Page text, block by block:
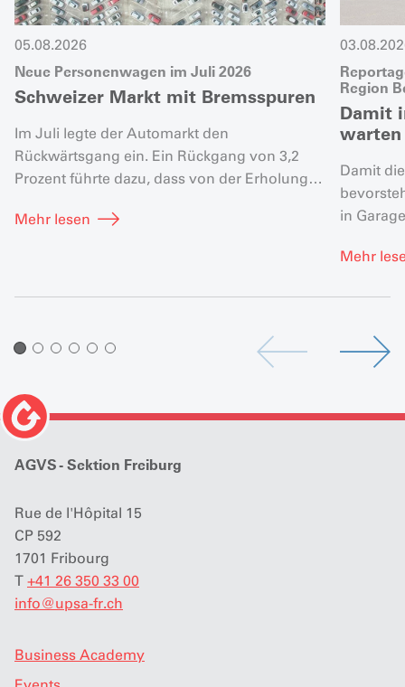
05.08.2026
Neue Personenwagen im Juli 2026
Schweizer Markt mit Bremsspuren
Im Juli legte der Automarkt den
Rückwärtsgang ein. Ein Rückgang von 3,2
Prozent führte dazu, dass von der Erholung
blieb.
Mehr lesen
Region
Damit
warten
Damit
in
Mehr
AGVS - Sektion Freiburg
Rue de l'Hôpital 15
CP 592
1701 Fribourg
T +41 26 350 33 00
info@upsa-fr.ch
Business Academy